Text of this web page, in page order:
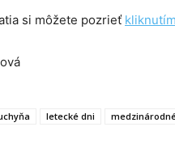
si môžete pozrieť
letecké dni